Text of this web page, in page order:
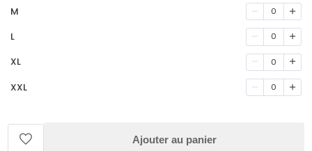
M 0
L 0
XL 0
XXL 0
Ajouter au panier